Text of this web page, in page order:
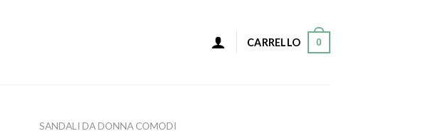
CARRELLO 0
SANDALI DA DONNA COMODI